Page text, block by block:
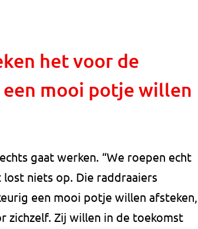
het voor de
mooi potje willen
gaat werken. “We roepen echt
niets op. Die raddraaiers
een mooi potje willen afsteken,
zichzelf. Zij willen in de toekomst